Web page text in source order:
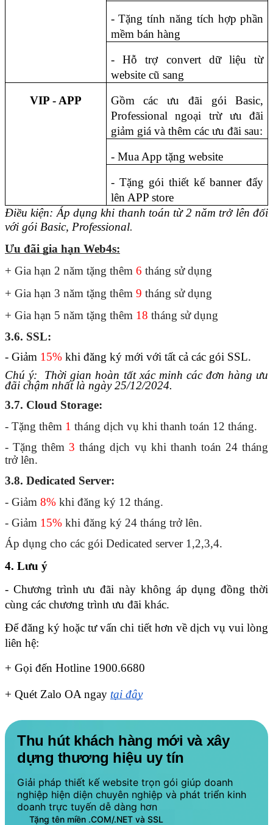
- Tặng tính năng tích hợp phần
mềm bán hàng
- Hỗ trợ convert dữ liệu từ
website cũ sang
VIP - APP
Gồm các ưu đãi gói Basic,
Professional ngoại trừ ưu đãi
giảm giá và thêm các ưu đãi sau:
- Mua App tặng website
- Tặng gói thiết kế banner đẩy
lên APP store
Điều kiện: Áp dụng khi thanh toán từ 2 năm trở lên đối
với gói Basic, Professional.
Ưu đãi gia hạn Web4s:
+ Gia hạn 2 năm tặng thêm 6 tháng sử dụng
+ Gia hạn 3 năm tặng thêm 9 tháng sử dụng
+ Gia hạn 5 năm tặng thêm 18 tháng sử dụng
3.6. SSL:
- Giảm 15% khi đăng ký mới với tất cả các gói SSL.
Chú ý:  Thời gian hoàn tất xác minh các đơn hàng ưu
đãi chậm nhất là ngày 25/12/2024.
3.7. Cloud Storage:
- Tặng thêm 1 tháng dịch vụ khi thanh toán 12 tháng.
- Tặng thêm 3 tháng dịch vụ khi thanh toán 24 tháng
trở lên.
3.8. Dedicated Server:
- Giảm 8% khi đăng ký 12 tháng.
- Giảm 15% khi đăng ký 24 tháng trở lên.
Áp dụng cho các gói Dedicated server 1,2,3,4.
4. Lưu ý
- Chương trình ưu đãi này không áp dụng đồng thời
cùng các chương trình ưu đãi khác.
Để đăng ký hoặc tư vấn chi tiết hơn về dịch vụ vui lòng
liên hệ:
+ Gọi đến Hotline 1900.6680
+ Quét Zalo OA ngay tại đây
Thu hút khách hàng mới và xây
dựng thương hiệu uy tín
Giải pháp thiết kế website trọn gói giúp doanh
nghiệp hiện diện chuyên nghiệp và phát triển kinh
doanh trực tuyến dễ dàng hơn
Tặng tên miền .COM/.NET và SSL